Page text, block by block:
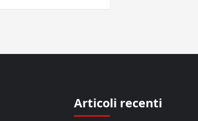
Articoli recenti